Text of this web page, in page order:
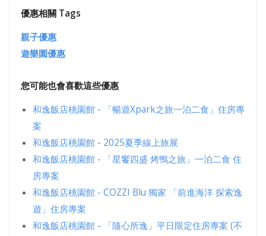
優惠相關 Tags
親子優惠
遊樂園優惠
您可能也會喜歡這些優惠
和逸飯店桃園館 - 「暢遊Xpark之旅一泊二食」住房專
案
和逸飯店桃園館 - 2025夏季線上旅展
和逸飯店桃園館 - 「星饗四盛 烤鴨之旅」一泊二食 住
房專案
和逸飯店桃園館 - COZZI Blu 獨家 「前進海洋 探索逸
遊」住房專案
和逸飯店桃園館 - 「隨心所逸」平日限定住房專案 (不